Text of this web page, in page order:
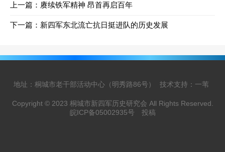
上一篇： 赓续铁军精神 昂首再启百年
下一篇： 新四军东北流亡抗日挺进队的历史发展
地址：桐城市老干部活动中心（明秀路86号） 技术支持：一苇
Copyright © 2023 桐城市新四军历史研究会 All Rights Reserved.
皖ICP备05002935号
投稿